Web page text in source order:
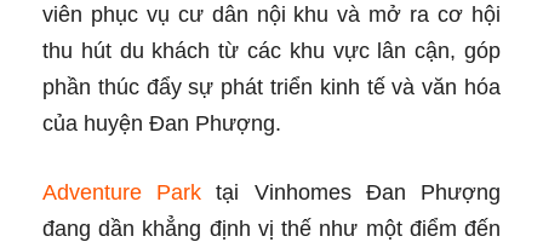
viên phục vụ cư dân nội khu và mở ra cơ hội
thu hút du khách từ các khu vực lân cận, góp
phần thúc đẩy sự phát triển kinh tế và văn hóa
của huyện Đan Phượng.
Adventure Park tại Vinhomes Đan Phượng
đang dần khẳng định vị thế như một điểm đến